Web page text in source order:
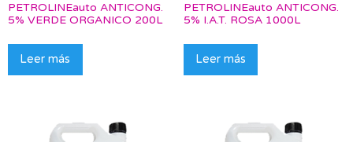
PETROLINEauto ANTICONG.
5% VERDE ORGANICO 200L
Leer más
PETROLINEauto ANTICONG.
5% I.A.T. ROSA 1000L
Leer más